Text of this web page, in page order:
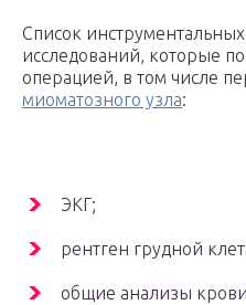
Список
исследований, которые
операцией, в том числе
миоматозного узла:
ЭКГ;
рентген грудной
общие анализы